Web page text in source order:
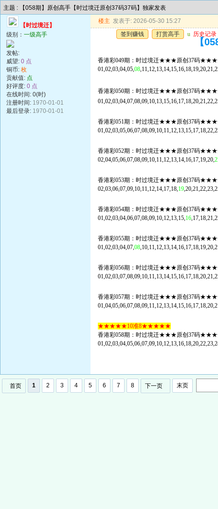
主题 : 【058期】原创高手【时过境迁原创37码37码】独家发表
【时过境迁】
级别： 一级高手
发帖:
威望: 0 点
铜币: 枚
贡献值: 点
好评度: 0 点
在线时间: 0(时)
注册时间: 1970-01-01
最后登录: 1970-01-01
楼主 发表于: 2026-05-30 15:27
签到赚钱
打赏高手 u 历史记录
【
香港彩049期：时过境迁★★★原创37码★★★
01,02,03,04,05,08
香港彩050期：时过境迁★★★原创37码★★★
香港彩051期：时过境迁★★★原创37码★★★
香港彩052期：时过境迁★★★原创37码★★★
02,04,05,06,07,08,09,10,11,12,13,14,16,17,19,20,
香港彩053期：时过境迁★★★原创37码★★★
02,03,06,07,09,10,11,12,14,17,18,19
香港彩054期：时过境迁★★★原创37码★★★
01,02,03,04,06,07,08,09,10,12,13,15,16
香港彩055期：时过境迁★★★原创37码★★★
01,02,03,04,07,08
香港彩056期：时过境迁★★★原创37码★★★
香港彩057期：时过境迁★★★原创37码★★★
★★★★★10准8★★★★★
香港彩058期：时过境迁★★★原创37码★★★
首页 1 2 3 4 5 6 7 8 下一页 末页